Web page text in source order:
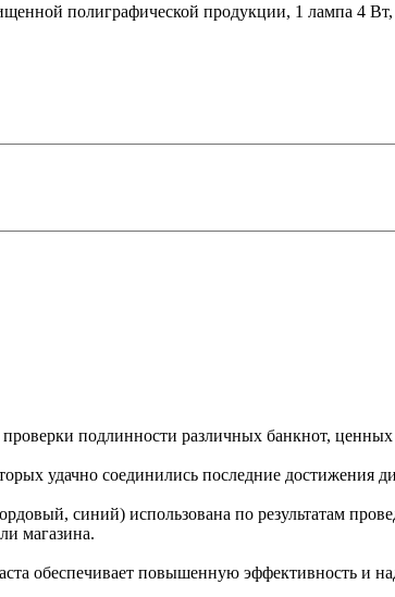
полиграфической продукции, 1 лампа 4
подлинности различных банкнот,
удачно соединились последние достижения
синий) использована по результатам
магазина.
обеспечивает повышенную эффективность и